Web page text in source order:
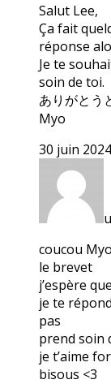
Salut Lee,
Ça fait
réponse
Je te
soin de toi.
ありがとう
Myo
30 juin
coucou
le brevet
j’espère
je te
pas
prend soin
je t’aime
bisous <3